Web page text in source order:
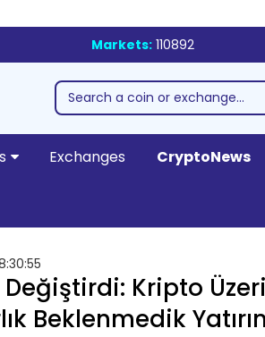
Markets: 110892
Exchanges CryptoNews
Değiştirdi: Kripto
Beklenmedik